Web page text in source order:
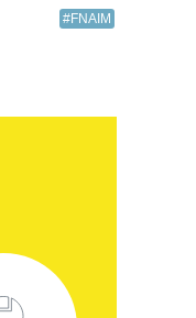
#FNAIM